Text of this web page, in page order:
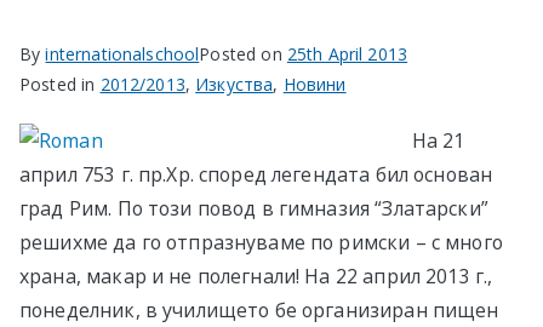
родно
училище
в София
ByinternationalschoolPosted on 25th April 2013
Posted in 2012/2013, Изкуства, Новини
На 21
април 753 г. пр.Хр. според легендата бил основан
град Рим. По този повод в гимназия “Златарски”
решихме да го отпразнуваме по римски – с много
храна, макар и не полегнали! На 22 април 2013 г.,
понеделник, в училището бе организиран пищен